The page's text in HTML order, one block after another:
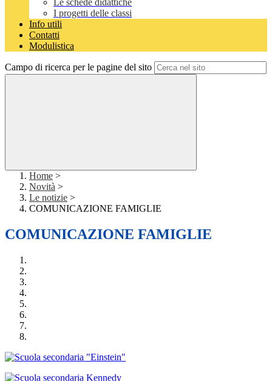
Le schede didattiche
I progetti delle classi
Info utili
Contatti
Modulistica
Campo di ricerca per le pagine del sito
Home >
Novità >
Le notizie >
COMUNICAZIONE FAMIGLIE
COMUNICAZIONE FAMIGLIE